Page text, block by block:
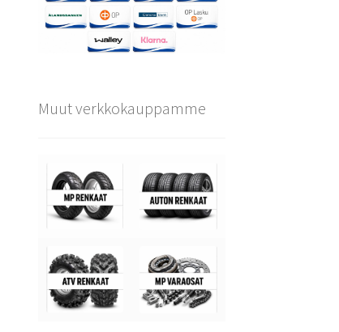
Muut verkkokauppamme